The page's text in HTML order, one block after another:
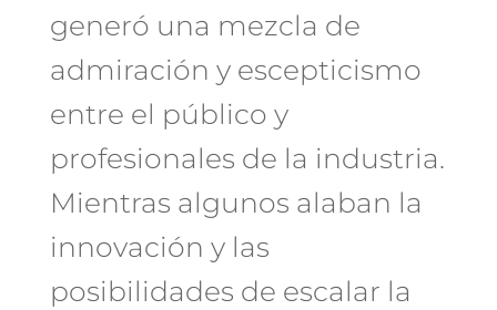
generó una mezcla de
admiración y escepticismo
entre el público y
profesionales de la industria.
Mientras algunos alaban la
innovación y las
posibilidades de escalar la